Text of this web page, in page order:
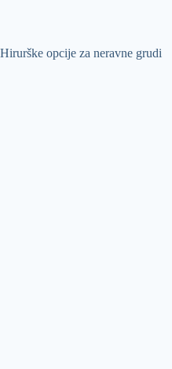
Hirurške opcije za neravne grudi